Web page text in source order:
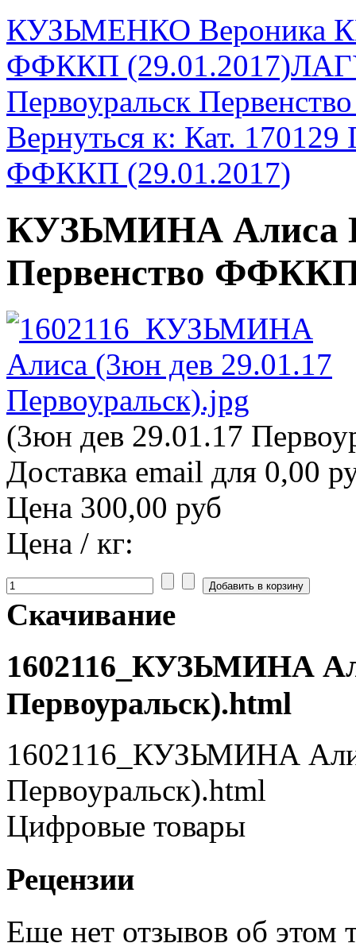
КУЗЬМЕНКО Вероника
ФФККП (29.01.2017)
Первоуральск
Вернуться к: Кат. 170129
ФФККП (29.01.2017)
КУЗЬМИНА Алиса
Первенство ФФККП
(3юн дев 29.01.17
Доставка email для 0,00
Цена 300,00 руб
Цена / кг:
Скачивание
1602116_КУЗЬМИНА
Первоуральск).html
1602116_КУЗЬМИНА
Первоуральск).html
Цифровые товары
Рецензии
Еще нет отзывов об этом